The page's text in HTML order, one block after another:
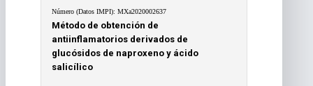
Número (Datos IMPI): MXa2020002637
Método de obtención de
antiinflamatorios derivados de
glucósidos de naproxeno y ácido
salicílico